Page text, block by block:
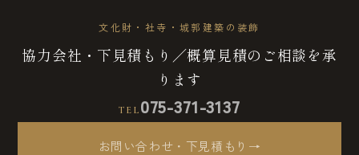
文化財・社寺・城郭建築の装飾
協力会社・下見積もり／概算見積のご相談を承
ります
TEL 075-371-3137
お問い合わせ・下見積もり →